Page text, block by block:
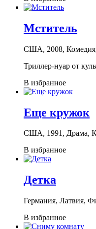
Мститель
США, 2008,
Триллер-нуар от
В избранное
Еще кружок
США, 1991, Драма,
В избранное
Детка
Германия, Латвия,
В избранное